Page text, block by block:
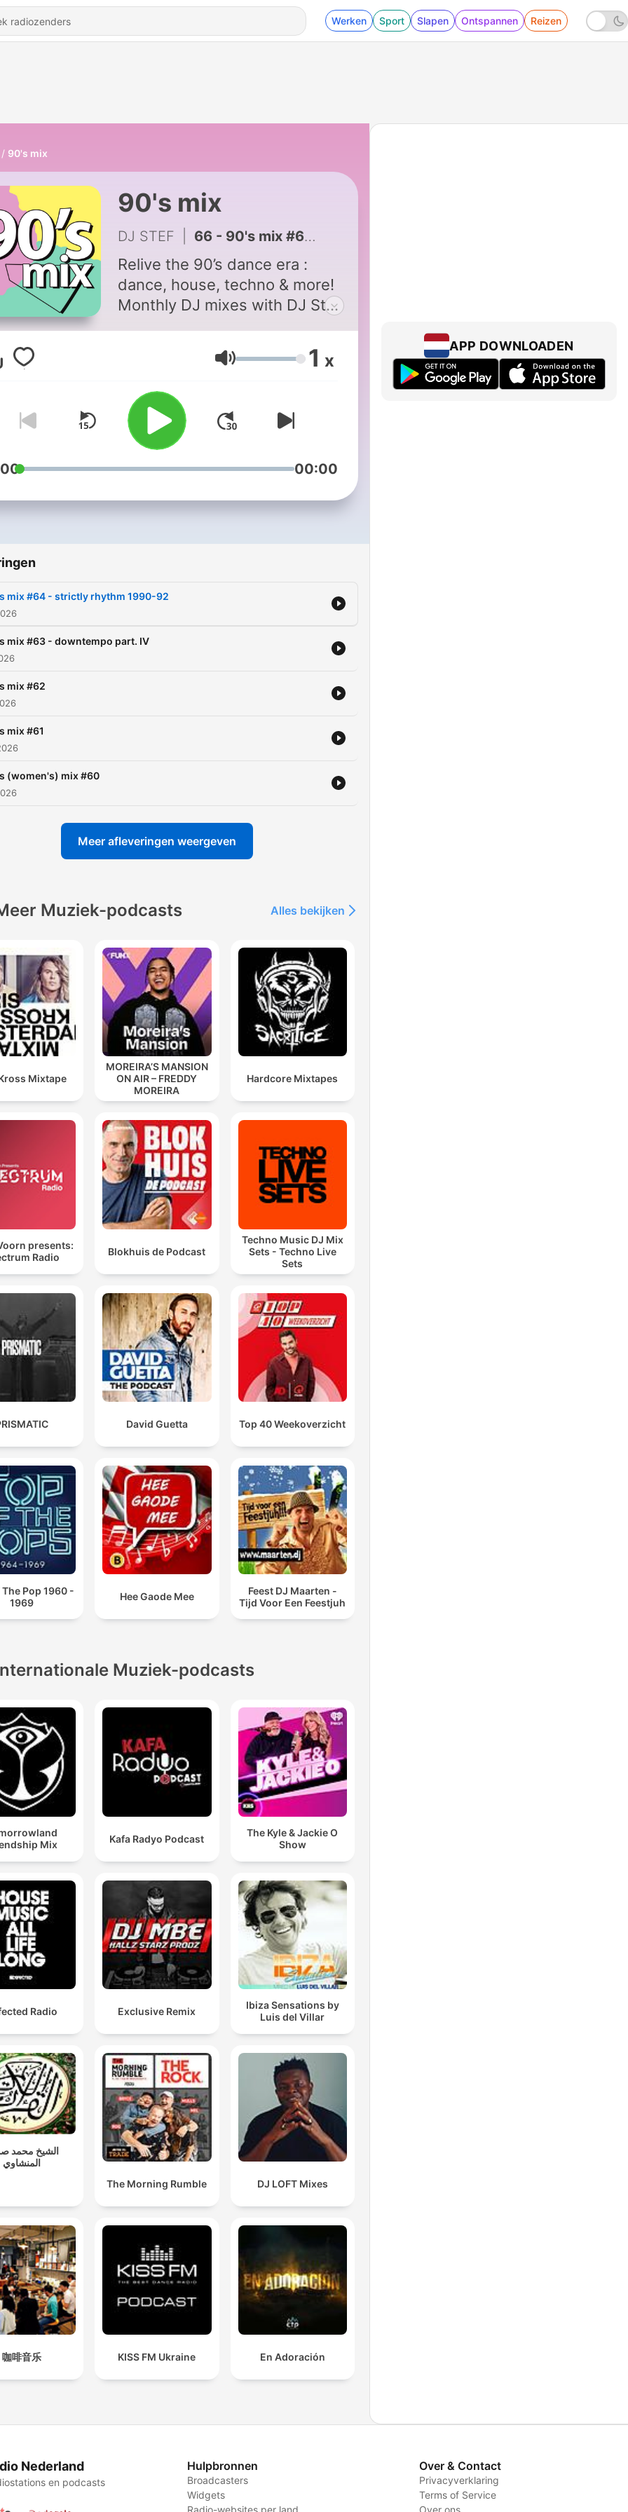
Werken Sport Slapen Ontspannen Reizen
90's mix
90's mix
DJ STEF 66 - 90's mix #64 - strictly rhythm 1990-92
Relive the 90’s dance era :
dance, house, techno & more!
Monthly DJ mixes with DJ Stef.
: dance, house, techno & plus
Stef. DJ Stef takes you back to
the golden era with the best
dance, house, techno,
eurodance, acid, new beat and
rave vibes – remixed and
new DJ mix every month. DJ
meilleurs sons dance, house,
un nouveau mix chaque mois.
Volume 1 x
00:00
mix #64 - strictly rhythm 1990-92
mix #63 - downtempo part. IV
mix #62
mix #61
(women's) mix #60
Meer afleveringen weergeven
Muziek-podcasts Alles bekijken
Mixtape
MOREIRA’S MANSION
ON AIR – FREDDY
MOREIRA
Hardcore Mixtapes
presents:
Radio
Blokhuis de Podcast
Techno Music DJ Mix
Sets - Techno Live
Sets
David Guetta Top 40 Weekoverzicht
The Pop 1960 -
1969
Hee Gaode Mee
Feest DJ Maarten -
Tijd Voor Een Feestjuh
Muziek-podcasts
Mix
Kafa Radyo Podcast
The Kyle & Jackie O
Show
Radio Exclusive Remix
Ibiza Sensations by
Luis del Villar
الشيخ محمد
المنشاوي
The Morning Rumble
DJ LOFT Mixes
咖啡音乐 KISS FM Ukraine En Adoración
APP DOWNLOADEN
Nederland
en podcasts
Hulpbronnen
Broadcasters
Widgets
Radio-websites per land
Over & Contact
Privacyverklaring
Terms of Service
Over ons